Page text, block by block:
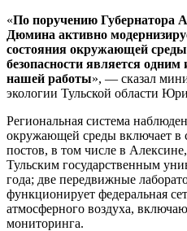
«По поручению Губернатора
Дюмина активно
состояния окружающей
безопасности является
нашей работы», — сказал
экологии Тульской области
Региональная система
окружающей среды включает в
постов, в том числе в
Тульским государственным
года; две передвижные
функционирует федеральная
атмосферного воздуха,
мониторинга.